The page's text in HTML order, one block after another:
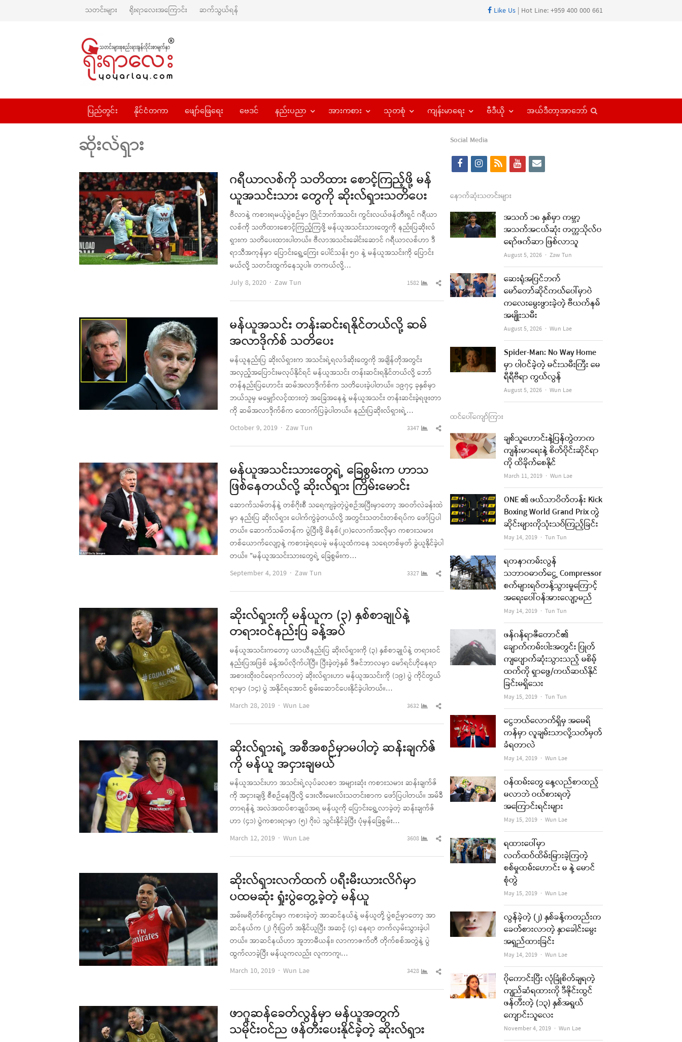
သတင်းများ ရိုးရာလေးအကြောင်း ဆက်သွယ်ရန် Like Us | Hot Line: +959 400 000 661
ပြည်တွင်း နိုင်ငံတကာ ဖျော်ဖြေရေး ဗေဒင် နည်းပညာ အားကစား သုတစုံ ကျန်းမာရေး ဗီဒီယို အယ်ဒီတာ့အာဘော်
ဆိုးလ်ရှား
ဂရီယာလစ်ကို သတိထား စောင့်ကြည့်ဖို့ မန်
ယူအသင်းသား တွေကို ဆိုးလ်ရှားသတိပေး
ဗီလာနဲ့ ကစားရမယ့်ပွဲစဉ်မှာ ပြိုင်ဘက်အသင်း ကွင်းလယ်ဖန်တီးရှင် ဂရီယာ
လစ်ကို သတိထားစောင့်ကြည့်ကြဖို့ မန်ယူအသင်းသားတွေကို နည်းပြဆိုးလ်
ရှားက သတိပေးထားပါတယ်။ ဗီလာအသင်းခေါင်းဆောင် ဂရီယာလစ်ဟာ ဒီ
ရာသီအကုန်မှာ ပြောင်းရွှေ့ကြေး ပေါင်သန်း ၅၀ နဲ့ မန်ယူအသင်းကို ပြောင်း
မယ်လို့ သတင်းထွက်နေသူပါ။ တကယ်လို့…
July 8, 2020
Author
Zaw Tun 1582
Share
this
post
မန်ယူအသင်း တန်းဆင်းရနိုင်တယ်လို့ ဆမ်
အလာဒိုက်စ် သတိပေး
မန်ယူနည်းပြ ဆိုးလ်ရှားက အသင်းရဲ့ရလဒ်ဆိုးတွေကို အချိန်တိုအတွင်း
အလှည့်အပြောင်းမလုပ်နိုင်ရင် မန်ယူအသင်း တန်းဆင်းရနိုင်တယ်လို့ ဘော်
တန်နည်းပြဟောင်း ဆမ်အလာဒိုက်စ်က သတိပေးခဲ့ပါတယ်။ ၁၉၇၄ ခုနှစ်မှာ
ဘယ်သူမှ မမျှော်လင့်ထားတဲ့ အခြေအနေနဲ့ မန်ယူအသင်း တန်းဆင်းခဲ့ရဖူးတာ
ကို ဆမ်အလာဒိုက်စ်က ထောက်ပြခဲ့ပါတယ်။ နည်းပြဆိုးလ်ရှားရဲ့…
October 9, 2019
Author
Zaw Tun 3347
Share
this
post
မန်ယူအသင်းသားတွေရဲ့ ခြေစွမ်းက ဟာသ
ဖြစ်နေတယ်လို့ ဆိုးလ်ရှား ကြိမ်းမောင်း
ဆောက်သမ်တန်နဲ့ တစ်ဂိုးစီ သရေကျခဲ့တဲ့ပွဲစဉ်အပြီးမှာတော့ အဝတ်လဲခန်းထဲ
မှာ နည်းပြ ဆိုးလ်ရှား ပေါက်ကွဲခဲ့တယ်လို့ အတွင်းသတင်းတစ်ရပ်က ဖော်ပြပါ
တယ်။ ဆောက်သမ်တန်က ပွဲပြီးဖို့ မိနစ်(၂၀)လောက်အလိုမှာ ကစားသမား
တစ်ယောက်လျော့နဲ့ ကစားခဲ့ရပေမဲ့ မန်ယူထံကနေ သရေတစ်မှတ် ခွဲယူနိုင်ခဲ့ပါ
တယ်။ ”မန်ယူအသင်းသားတွေရဲ့ ခြေစွမ်းက…
September 4, 2019
Author
Zaw Tun 3327
Share
this
post
ဆိုးလ်ရှားကို မန်ယူက (၃) နှစ်စာချုပ်နဲ့
တရားဝင်နည်းပြ ခန့်အပ်
မန်ယူအသင်းကတော့ ယာယီနည်းပြ ဆိုးလ်ရှားကို (၃) နှစ်စာချုပ်နဲ့ တရားဝင်
နည်းပြအဖြစ် ခန့်အပ်လိုက်ပါပြီ။ ပြီးခဲ့တဲ့နှစ် ဒီဇင်ဘာလမှာ မော်ရင်ဟိုနေရာ
အစားထိုးဝင်ရောက်လာတဲ့ ဆိုးလ်ရှားဟာ မန်ယူအသင်းကို (၁၉) ပွဲ ကိုင်တွယ်
ရာမှာ (၁၄) ပွဲ အနိုင်ရအောင် စွမ်းဆောင်ပေးနိုင်ခဲ့ပါတယ်။…
March 28, 2019
Author
Wun Lae 3632
Share
this
post
ဆိုးလ်ရှားရဲ့ အစီအစဉ်မှာမပါတဲ့ ဆန်းချက်ဇ်
ကို မန်ယူ အငှားချမယ်
မန်ယူအသင်းဟာ အသင်းရဲ့လုပ်ခလစာ အများဆုံး ကစားသမား ဆန်းချက်ဇ်
ကို အငှားချဖို့ စီစဉ်နေပြီလို့ ဒေးလီးမေးလ်းသတင်းစာက ဖော်ပြပါတယ်။ အမ်ခီ
တာရန်နဲ့ အလဲအထပ်စာချုပ်အရ မန်ယူကို ပြောင်းရွှေ့လာခဲ့တဲ့ ဆန်းချက်ဇ်
ဟာ (၄၁) ပွဲကစားရာမှာ (၅) ဂိုးပဲ သွင်းနိုင်ခဲ့ပြီး ပုံမှန်ခြေစွမ်း…
March 12, 2019
Author
Wun Lae 3608
Share
this
post
ဆိုးလ်ရှားလက်ထက် ပရီးမီးယားလိဂ်မှာ
ပထမဆုံး ရှုံးပွဲတွေ့ခဲ့တဲ့ မန်ယူ
အမ်းမရိတ်စ်ကွင်းမှာ ကစားခဲ့တဲ့ အာဆင်နယ်နဲ့ မန်ယူတို့ ပွဲစဉ်မှာတော့ အာ
ဆင်နယ်က (၂) ဂိုးပြတ် အနိုင်ယူပြီး အဆင့် (၄) နေရာ တက်လှမ်းသွားခဲ့ပါ
တယ်။ အာဆင်နယ်ဟာ အူဘာမီယန်း၊ လာကာဇက်တီ တိုက်စစ်အတွဲနဲ့ ပွဲ
ထွက်လာခဲ့ပြီး မန်ယူကလည်း လူကာကူ၊…
March 10, 2019
Author
Wun Lae 3428
Share
post
ဖာဂူဆန်ခေတ်လွန်မှာ မန်ယူအတွက်
သမိုင်းဝင်ည ဖန်တီးပေးနိုင်ခဲ့တဲ့ ဆိုးလ်ရှား
Social Media
f
c
e
b
k
i
s
t
a
a
m
r
s
y
t
u
b
e
e
l
နောက်ဆုံးသတင်းများ
အသက် ၁၈ နှစ်မှာ ကမ္ဘာ့
အသက်အငယ်ဆုံး တက္ကသိုလ်ပ
ရော်ဖက်ဆာ ဖြစ်လာသူ
August 5, 2026 Author
Zaw Tun
ဆေးရုံအပြင်ဘက်
မော်တော်ဆိုင်ကယ်ပေါ်မှာပဲ
ကလေးမွေးဖွားခဲ့တဲ့ ဗီယက်နမ်
အမျိုးသမီး
August 5, 2026 Author
Wun Lae
Spider-Man: No Way Home
မှာ ပါဝင်ခဲ့တဲ့ မင်းသမီးကြီး မေ
ရီရီဗီရာ ကွယ်လွန်
August 5, 2026 Author
Wun Lae
ထင်ပေါ်ကျော်ကြား
ချစ်သူဟောင်းနဲ့ပြန်တွဲတာက
ကျန်းမာရေးနဲ့ စိတ်ပိုင်းဆိုင်ရာ
ကို ထိခိုက်စေနိုင်
March 11, 2019 Author
Wun Lae
ONE ၏ ဖယ်သာဝိတ်တန်း Kick
Boxing World Grand Prix တွဲ
ဆိုင်းများကိုသုံးသပ်ကြည့်ခြင်း
May 14, 2019 Author
Tun Tun
ရတနာကမ်းလွန်
သဘာဝဓာတ်ငွေ့ Compressor
စက်များရပ်တန့်သွားမှုကြောင့်
အရေးပေါ်ဝန်အားလျော့မည်
May 14, 2019 Author
Tun Tun
ဖန်ဂန်ရာဇီတောင်၏
ချောက်ကမ်းပါးအတွင်း ပြုတ်
ကျပျောက်ဆုံးသွားသည့် မစိမ့်
ထက်ကို ရှာဖွေ/ကယ်ဆယ်နိုင်
ခြင်းမရှိသေး
May 15, 2019 Author
Tun Tun
ငွေဘယ်လောက်ရှိမှ အမေရိ
ကန်မှာ လူချမ်းသာလို့သတ်မှတ်
ခံရတာလဲ
May 14, 2019 Author
Wun Lae
ဝန်ထမ်းတွေ နေ့လည်စာထည့်
မလာဘဲ ဝယ်စားရတဲ့
အကြောင်းရင်းများ
May 15, 2019 Author
Wun Lae
ရထားပေါ်မှာ
လက်ထပ်ထိမ်းမြားခဲ့ကြတဲ့
စစ်မှုထမ်းဟောင်း မ နဲ့ မောင်
စုံတွဲ
May 15, 2019 Author
Wun Lae
လွန်ခဲ့တဲ့ (၂) နှစ်ခန့်ကတည်းက
ခေတ်စားလာတဲ့ နှာခေါင်းမွေး
အရှည်ထားခြင်း
May 14, 2019 Author
Wun Lae
ပိုကောင်းပြီး လုံခြုံစိတ်ချရတဲ့
ကျည်ဆံရထားကို ဒီဇိုင်းထွင်
ဖန်တီးတဲ့ (၁၃) နှစ်အရွယ်
ကျောင်းသူလေး
November 4, 2019 Author
Wun Lae